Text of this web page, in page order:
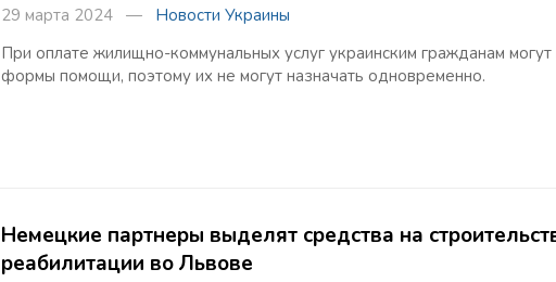
29 марта 2024 — Новости Украины
При оплате жилищно-коммунальных услуг украинским гражданам
формы помощи, поэтому их не могут назначать одновременно.
Немецкие партнеры выделят средства на
реабилитации во Львове